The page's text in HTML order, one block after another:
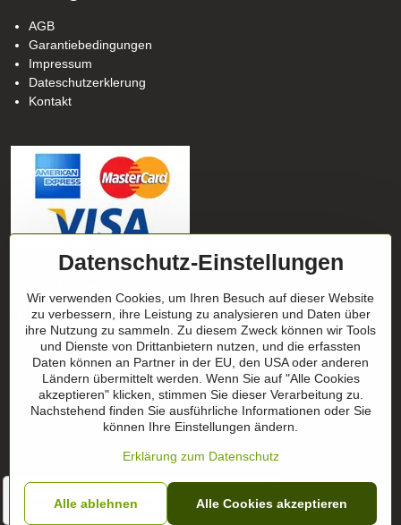
AGB
Garantiebedingungen
Impressum
Dateschutzerklerung
Kontakt
unseren Netzwerken
Facebook Instagram
Geschenktipp
Geschenk-Zertifikate
Urheberrecht
Datenschutz-Einstellungen
Datenschutz-Einstellungen
Wir verwenden Cookies, um Ihren Besuch auf dieser Website
zu verbessern, ihre Leistung zu analysieren und Daten über
ihre Nutzung zu sammeln. Zu diesem Zweck können wir Tools
und Dienste von Drittanbietern nutzen, und die erfassten
Daten können an Partner in der EU, den USA oder anderen
Ländern übermittelt werden. Wenn Sie auf "Alle Cookies
akzeptieren" klicken, stimmen Sie dieser Verarbeitung zu.
Nachstehend finden Sie ausführliche Informationen oder Sie
können Ihre Einstellungen ändern.
Erklärung zum Datenschutz
Alle Cookies akzeptieren
Alle ablehnen
" Ich habe das Produkt in ROT bestellt und bin davon
begeistert. hält sehr gut, passt und ist perfekt für meine